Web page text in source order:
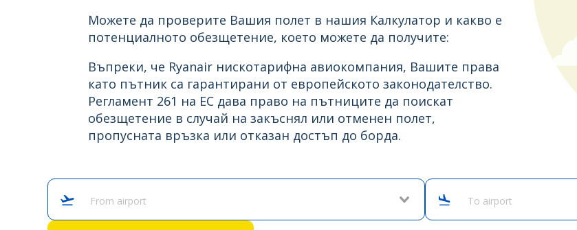
Можете да проверите Вашия полет в нашия Калкулатор и какво е
потенциалното обезщетение, което можете да получите:
Въпреки, че Ryanair нискотарифна авиокомпания, Вашите права
като пътник са гарантирани от европейското законодателство.
Регламент 261 на ЕС дава право на пътниците да поискат
обезщетение в случай на закъснял или отменен полет,
пропусната връзка или отказан достъп до борда.
From airport To airport